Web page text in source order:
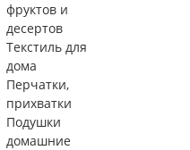
фруктов и
десертов
Текстиль для
дома
Перчатки,
прихватки
Подушки
домашние